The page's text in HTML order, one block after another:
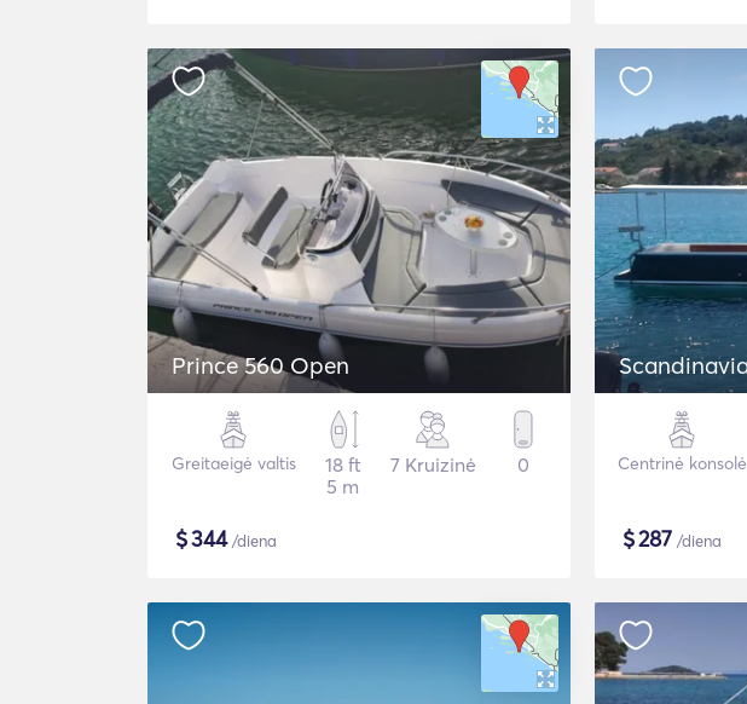
Prince 560 Open
Greitaeigė valtis
18 ft
5 m
7 Kruizinė 0
$344/diena
Centrinė konsolė
$287 /diena